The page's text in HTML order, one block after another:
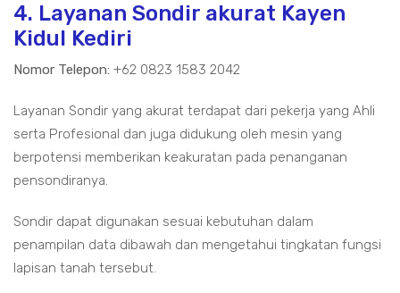
4. Layanan Sondir akurat Kayen
Kidul Kediri
Nomor Telepon: +62 0823 1583 2042
Layanan Sondir yang akurat terdapat dari pekerja yang Ahli
serta Profesional dan juga didukung oleh mesin yang
berpotensi memberikan keakuratan pada penanganan
pensondiranya.
Sondir dapat digunakan sesuai kebutuhan dalam
penampilan data dibawah dan mengetahui tingkatan fungsi
lapisan tanah tersebut.